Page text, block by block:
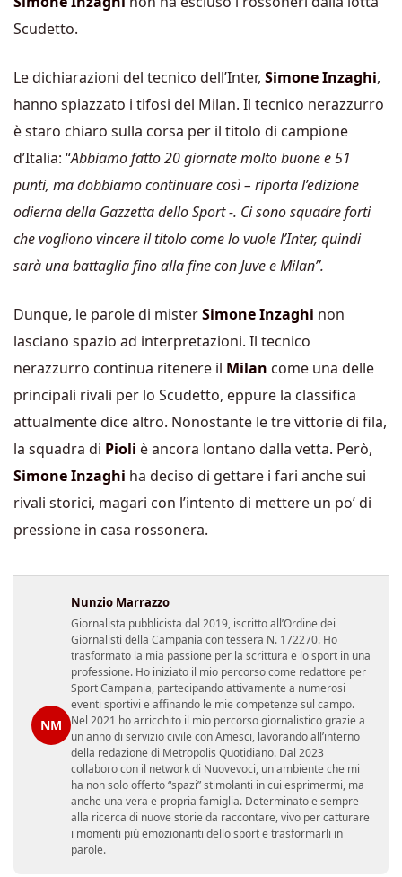
Scudetto.
Le dichiarazioni del tecnico dell’Inter, SimoneInzaghi,
hanno spiazzato i tifosi del Milan. Il tecnico nerazzurro
è staro chiaro sulla corsa per il titolo di campione
d’Italia: “Abbiamo fatto 20 giornate molto buone e 51
punti, ma dobbiamo continuare così – riporta l’edizione
odierna della Gazzetta dello Sport -. Ci sono squadre forti
che vogliono vincere il titolo come lo vuole l’Inter, quindi
sarà una battaglia fino alla fine con Juve e Milan”.
Dunque, le parole di misterSimone Inzaghi non
lasciano spazio ad interpretazioni. Il tecnico
nerazzurro continua ritenere il Milan come una delle
principali rivali per lo Scudetto, eppure la classifica
attualmente dice altro. Nonostante le tre vittorie di fila,
la squadra di Pioli è ancora lontano dalla vetta. Però,
Simone Inzaghi ha deciso di gettare i fari anche sui
rivali storici, magari con l’intento di mettere un po’ di
pressione in casa rossonera.
NM
Nunzio Marrazzo
Giornalista pubblicista dal 2019, iscritto all’Ordine dei
Giornalisti della Campania con tessera N. 172270. Ho
trasformato la mia passione per la scrittura e lo sport in una
professione. Ho iniziato il mio percorso come redattore per
Sport Campania, partecipando attivamente a numerosi
eventi sportivi e affinando le mie competenze sul campo.
Nel 2021 ho arricchito il mio percorso giornalistico grazie a
un anno di servizio civile con Amesci, lavorando all’interno
della redazione di Metropolis Quotidiano. Dal 2023
collaboro con il network di Nuovevoci, un ambiente che mi
ha non solo offerto “spazi” stimolanti in cui esprimermi, ma
anche una vera e propria famiglia. Determinato e sempre
alla ricerca di nuove storie da raccontare, vivo per catturare
i momenti più emozionanti dello sport e trasformarli in
parole.